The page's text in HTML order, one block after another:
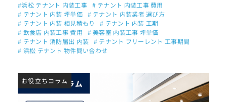
#浜松 テナント 内装工事 # テナント 内装工事 費用
# テナント 内装 坪単価 # テナント 内装業者 選び方
# テナント 内装 相見積もり
# テナント 内装 工期
# 飲食店 内装工事 費用
# 美容室 内装工事 坪単価
# テナント 消防届出 内装 # テナント フリーレント 工事期間
# 浜松 テナント 物件問い合わせ
お役立ちコラム